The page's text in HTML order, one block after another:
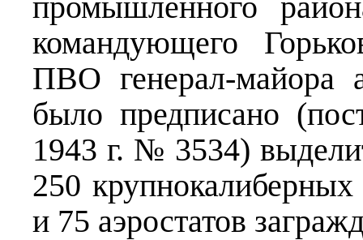
командующего
ПВО генерал-майора
было предписано
1943 г. № 3534)
250
и 75 аэростатов